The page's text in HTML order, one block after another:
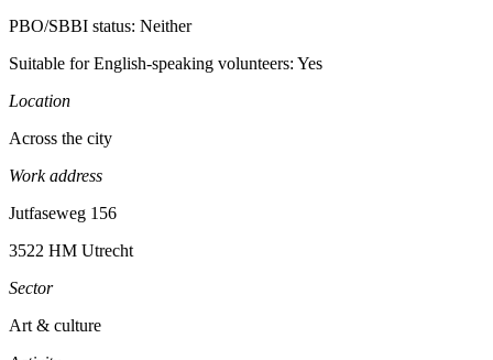
PBO/SBBI status: Neither
Suitable for English-speaking volunteers: Yes
Location
Across the city
Work address
Jutfaseweg 156
3522 HM Utrecht
Sector
Art & culture